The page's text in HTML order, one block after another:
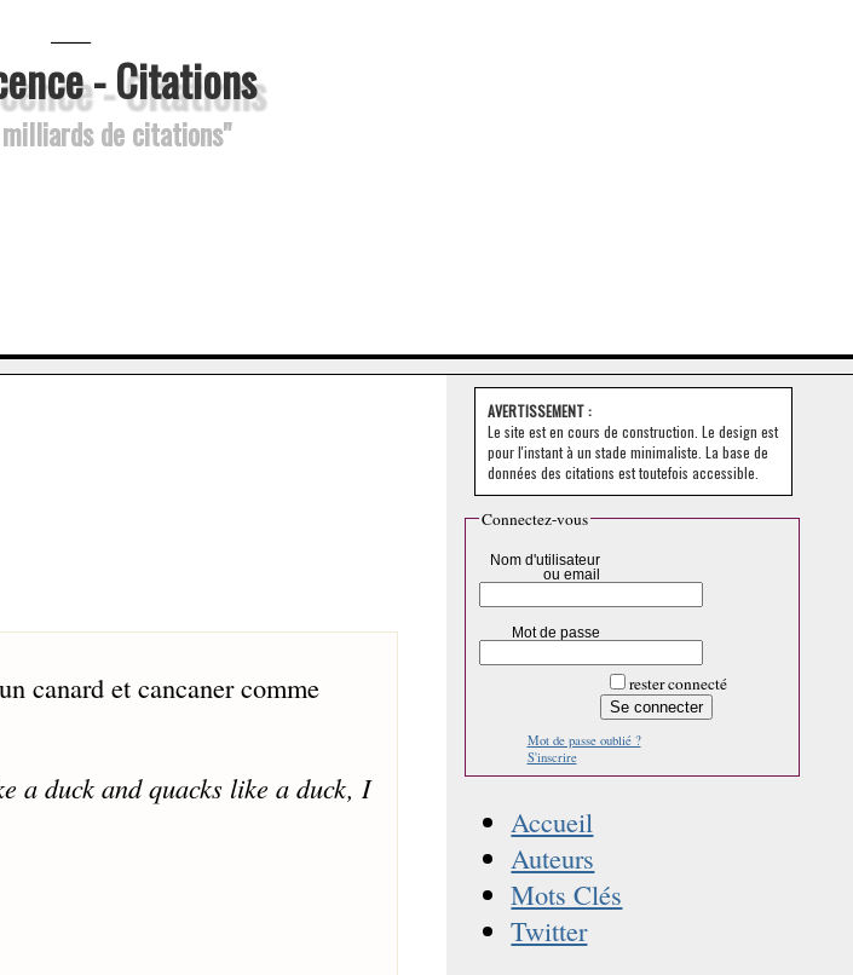
- Citations
de citations"
canard et cancaner comme
a duck and quacks like a duck, I
AVERTISSEMENT :
Le site est en cours de construction. Le design est
pour l'instant à un stade minimaliste. La base de
données des citations est toutefois accessible.
Connectez-vous
Nom d'utilisateur
ou email
Mot de passe
rester connecté
Mot de passe oublié ?
S'inscrire
Accueil
Auteurs
Mots Clés
Twitter